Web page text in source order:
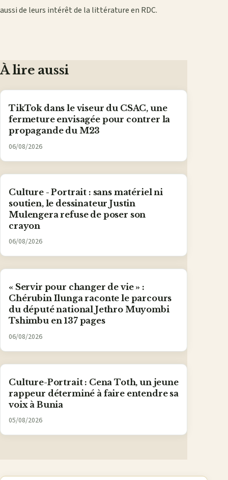
aussi de leurs intérêt de la littérature en RDC.
À lire aussi
TikTok dans le viseur du CSAC, une
fermeture envisagée pour contrer la
propagande du M23
06/08/2026
Culture - Portrait : sans matériel ni
soutien, le dessinateur Justin
Mulengera refuse de poser son
crayon
06/08/2026
« Servir pour changer de vie » :
Chérubin Ilunga raconte le parcours
du député national Jethro Muyombi
Tshimbu en 137 pages
06/08/2026
Culture-Portrait : Cena Toth, un jeune
rappeur déterminé à faire entendre sa
voix à Bunia
05/08/2026